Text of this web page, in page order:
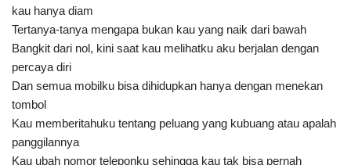
kau hanya diam
Tertanya-tanya mengapa bukan kau yang naik dari bawah
Bangkit dari nol, kini saat kau melihatku aku berjalan dengan
percaya diri
Dan semua mobilku bisa dihidupkan hanya dengan menekan
tombol
Kau memberitahuku tentang peluang yang kubuang atau apalah
panggilannya
Kau ubah nomor teleponku sehingga kau tak bisa pernah